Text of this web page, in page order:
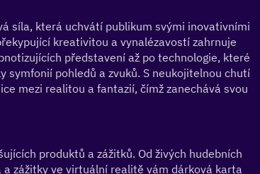
síla, která uchvátí publikum svými inovativními
kreativitou a vynalézavostí zahrnuje
představení až po technologie, které
symfonií pohledů a zvuků. S neukojitelnou chutí
mezi realitou a fantazií, čímž zanechává svou
produktů a zážitků. Od živých hudebních
zážitky ve virtuální realitě vám dárková karta